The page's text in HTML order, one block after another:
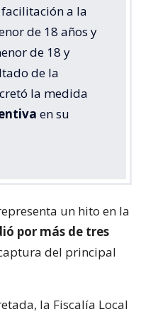
a la
de 18 años y
de 18 y
de la
la medida
en su
un hito en la
por más de tres
del principal
la Fiscalía Local